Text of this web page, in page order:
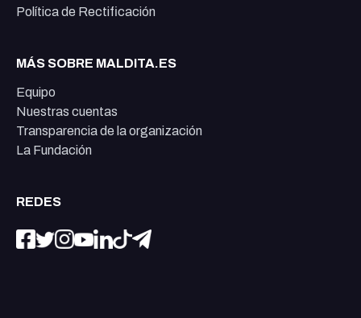
Política de Rectificación
MÁS SOBRE MALDITA.ES
Equipo
Nuestras cuentas
Transparencia de la organización
La Fundación
REDES